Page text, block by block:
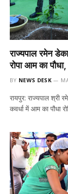
राज्यपाल रमेन
रोपा आम का
BY NEWS DESK
रायपुर: राज्यपाल श्री
कवर्धा में आम का पौधा